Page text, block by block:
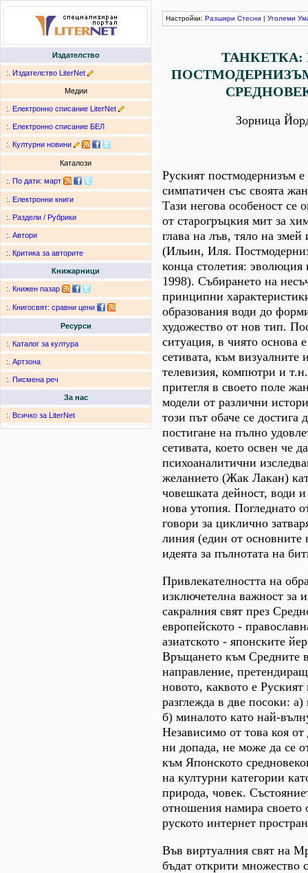
Издателство
:. Издателство LiterNet
Медии
:. Електронно списание LiterNet
:. Електронно списание БЕЛ
:. Културни новини
Каталози
:. По дати: март
:. Електронни книги
:. Раздели / Рубрики
:. Автори
:. Критика за авторите
Книжарници
:. Книжен пазар
:. Книгосвят: сравни цени
Ресурси
:. Каталог за култура
:. Артзона
:. Писмена реч
За нас
:. Всичко за LiterNet
Настройки: Разшири Стесни | Уголеми
ТАНКЕТКА:
Зорница
Руският постмодернизъм е
симпатичен със своята
Тази негова особеност се
от старогръцкия мит за
глава на лъв, тяло на
(Ильин, Иля.
конца столетия:
1998). Събирането на
принципни
образования води до
художество от нов тип.
ситуация, в чиято основа
сетивата, към визуалните
телевизия, компютри и
притегля в своето поле
модели от различни
този път обаче се достига
постигане на пълно
сетивата, което освен че
психоаналитични
желанието (Жак Лакан)
човешката дейност, води
нова утопия. Погледнато
говори за циклично
линия (един от основните
идеята за пълнотата на
Привлекателността на
изключетелна важност за
сакралния свят през
европейското -
азиатското - японските
Връщането към Средните
направление,
новото, каквото е
разглежда в две посоки:
б) миналото като най-
Независимо от това коя от
ни допада, не може да се
към Японското
на културни категории
природа, човек.
отношения намира своето
руското интернет
Във виртуалния свят на
бъдат открити множество